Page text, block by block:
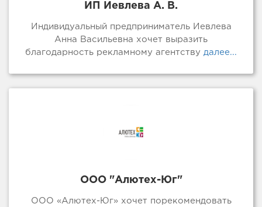
ИП Иевлева А. В.
Индивидуальный предприниматель Иевлева
Анна Васильевна хочет выразить
благодарность рекламному агентству далее...
ООО "Алютех-Юг"
ООО «Алютех-Юг» хочет порекомендовать